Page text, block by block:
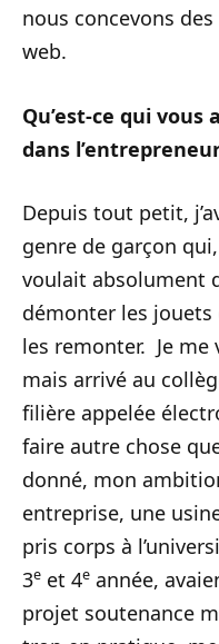
nous concevons
web.
Qu’est-ce qui
dans
Depuis tout petit,
genre de garçon
voulait absolument
démonter les jouets
les remonter. Je me
mais arrivé au
filière appelée
faire autre chose
donné, mon
entreprise, une
pris corps à
3e et 4e année,
projet soutenance